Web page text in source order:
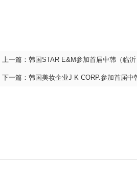
上一篇： 韩国STAR E&M参加首届中韩（临
下一篇： 韩国美妆企业J K CORP.参加首届中